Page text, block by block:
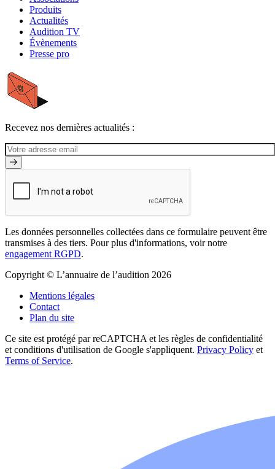
Produits
Actualités
Audition TV
Évènements
Presse pro
Recevez nos dernières actualités :
Les données personnelles collectées dans ce formulaire peuvent être
transmises à des tiers. Pour plus d'informations, voir notre
engagement RGPD.
Copyright © L’annuaire de l’audition 2026
Mentions légales
Contact
Plan du site
Ce site est protégé par reCAPTCHA et les règles de confidentialité
et conditions d'utilisation de Google s'appliquent. Privacy Policy et
Terms of Service.